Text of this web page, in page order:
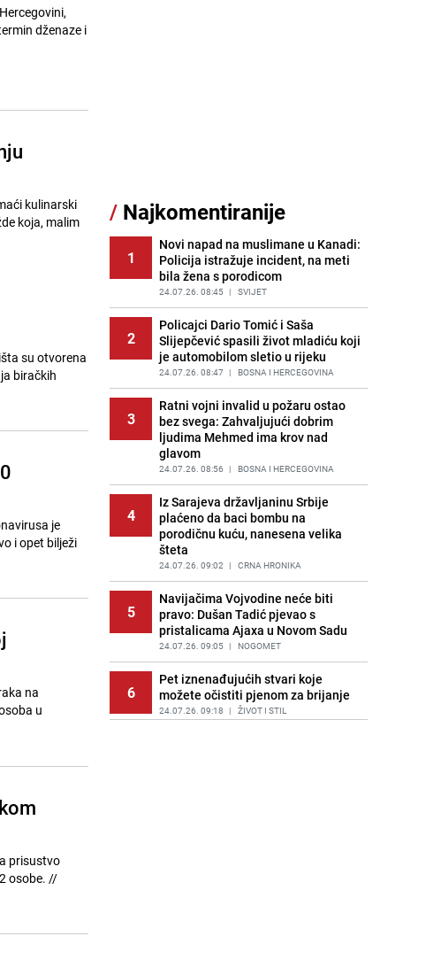
dženaze i
kulinarski
koja, malim
su otvorena
biračkih
je
na
u
prisustvo
//
riješite
ŽIVOT I STIL
12
Kao iz slastičarne: Rolada od
čokolade i kokosa bez pečenja,
jednostavan desert bez imalo muke
PRIJE 2 DANA | RECEPTI
13
Stručnjaci upozoravaju: Izrael ulaže
milione kako bi utjecao na
odgovore ChatGPT-a o Gazi
PRIJE OKO 13H | SVIJET
14
Tajna savršenog makedonskog
ajvara: Stari recept za kremast i
bogat okus
PRIJE 1 DAN | RECEPTI
15
Kako izgleda travnjak stadiona
Koševo nakon tri koncerta Dine
Merlina
PRIJE 2 DANA
/ Najkomentiranije
1
Novi napad na muslimane u Kanadi:
Policija istražuje incident, na meti
bila žena s porodicom
24.07.26. 08:45 | SVIJET
2
Policajci Dario Tomić i Saša
Slijepčević spasili život mladiću koji
je automobilom sletio u rijeku
24.07.26. 08:47 | BOSNA I HERCEGOVINA
3
Ratni vojni invalid u požaru ostao
bez svega: Zahvaljujući dobrim
ljudima Mehmed ima krov nad
glavom
24.07.26. 08:56 | BOSNA I HERCEGOVINA
4
Iz Sarajeva državljaninu Srbije
plaćeno da baci bombu na
porodičnu kuću, nanesena velika
šteta
24.07.26. 09:02 | CRNA HRONIKA
5
Navijačima Vojvodine neće biti
pravo: Dušan Tadić pjevao s
pristalicama Ajaxa u Novom Sadu
24.07.26. 09:05 | NOGOMET
6
Pet iznenađujućih stvari koje
možete očistiti pjenom za brijanje
24.07.26. 09:18 | ŽIVOT I STIL